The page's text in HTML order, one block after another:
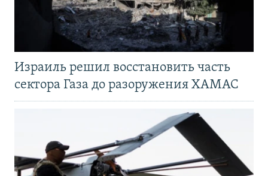
Израиль решил восстановить часть
сектора Газа до разоружения ХАМАС